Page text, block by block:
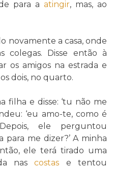
para a atingir, mas, ao
novamente a casa, onde
colegas. Disse então à
os amigos na estrada e
dois, no quarto.
filha e disse: ‘tu não me
‘eu amo-te, como é
ele perguntou
para me dizer?’ A minha
ele terá tirado uma
nascostas e tentou